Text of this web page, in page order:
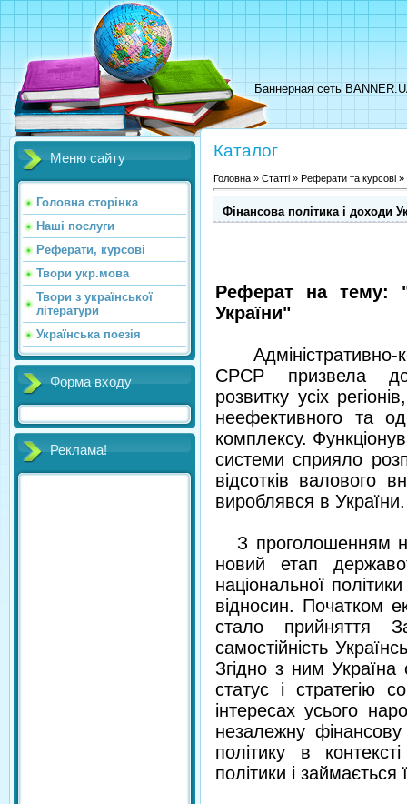
Баннерная сеть
Меню сайту
Головна сторінка
Наші послуги
Реферати, курсові
Твори укр.мова
Твори з української
літератури
Українська поезія
Форма входу
Реклама!
Каталог
Головна » Статті » Реферати та курсові »
Фінансова політика і доходи
Реферат на тему:
України"
Адміністративно-
СРСР призвела до
розвитку усіх
неефективного та
комп­лексу.
системи сприяло
відсотків валового
вироблявся в
З проголошенням
новий етап
національної
відносин. Початком
стало прийняття
самостійність
Згідно з ним Україна
статус і стратегію
інтересах усього
незалежну
політику в
політики і